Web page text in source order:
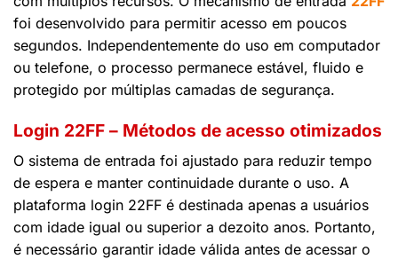
foi desenvolvido para permitir acesso em poucos
segundos. Independentemente do uso em computador
ou telefone, o processo permanece estável, fluido e
protegido por múltiplas camadas de segurança.
Login 22FF – Métodos de acesso otimizados
O sistema de entrada foi ajustado para reduzir tempo
de espera e manter continuidade durante o uso. A
plataforma login 22FF é destinada apenas a usuários
com idade igual ou superior a dezoito anos. Portanto,
é necessário garantir idade válida antes de acessar o